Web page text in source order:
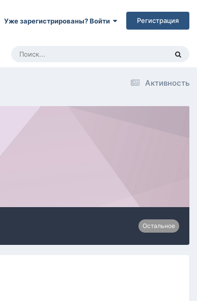
Уже зарегистрированы? Войти Регистрация
Активность
Остальное